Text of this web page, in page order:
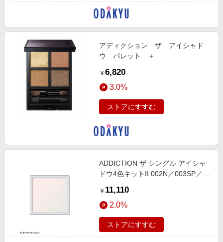
アディクション ザ アイシャド
ウ パレット ＋
￥ 6,820
3.0%
ストアにすすむ
ADDICTION ザ シングル アイシャ
ドウ4色キットII 002N／003SP／
￥ 11,110
2.0%
ストアにすすむ